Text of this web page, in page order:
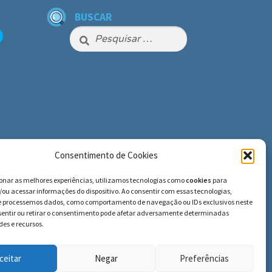
Consentimento de Cookies
as melhores experiências, utilizamos tecnologias comocookies para
acessar informações do dispositivo. Ao consentir com essas tecnologias,
dados, como comportamento de navegação ou IDs exclusivos neste
ou retirar o consentimento pode afetar adversamente determinadas
e recursos.
Negar Preferências
BUSCAR
Pesquisar
por: